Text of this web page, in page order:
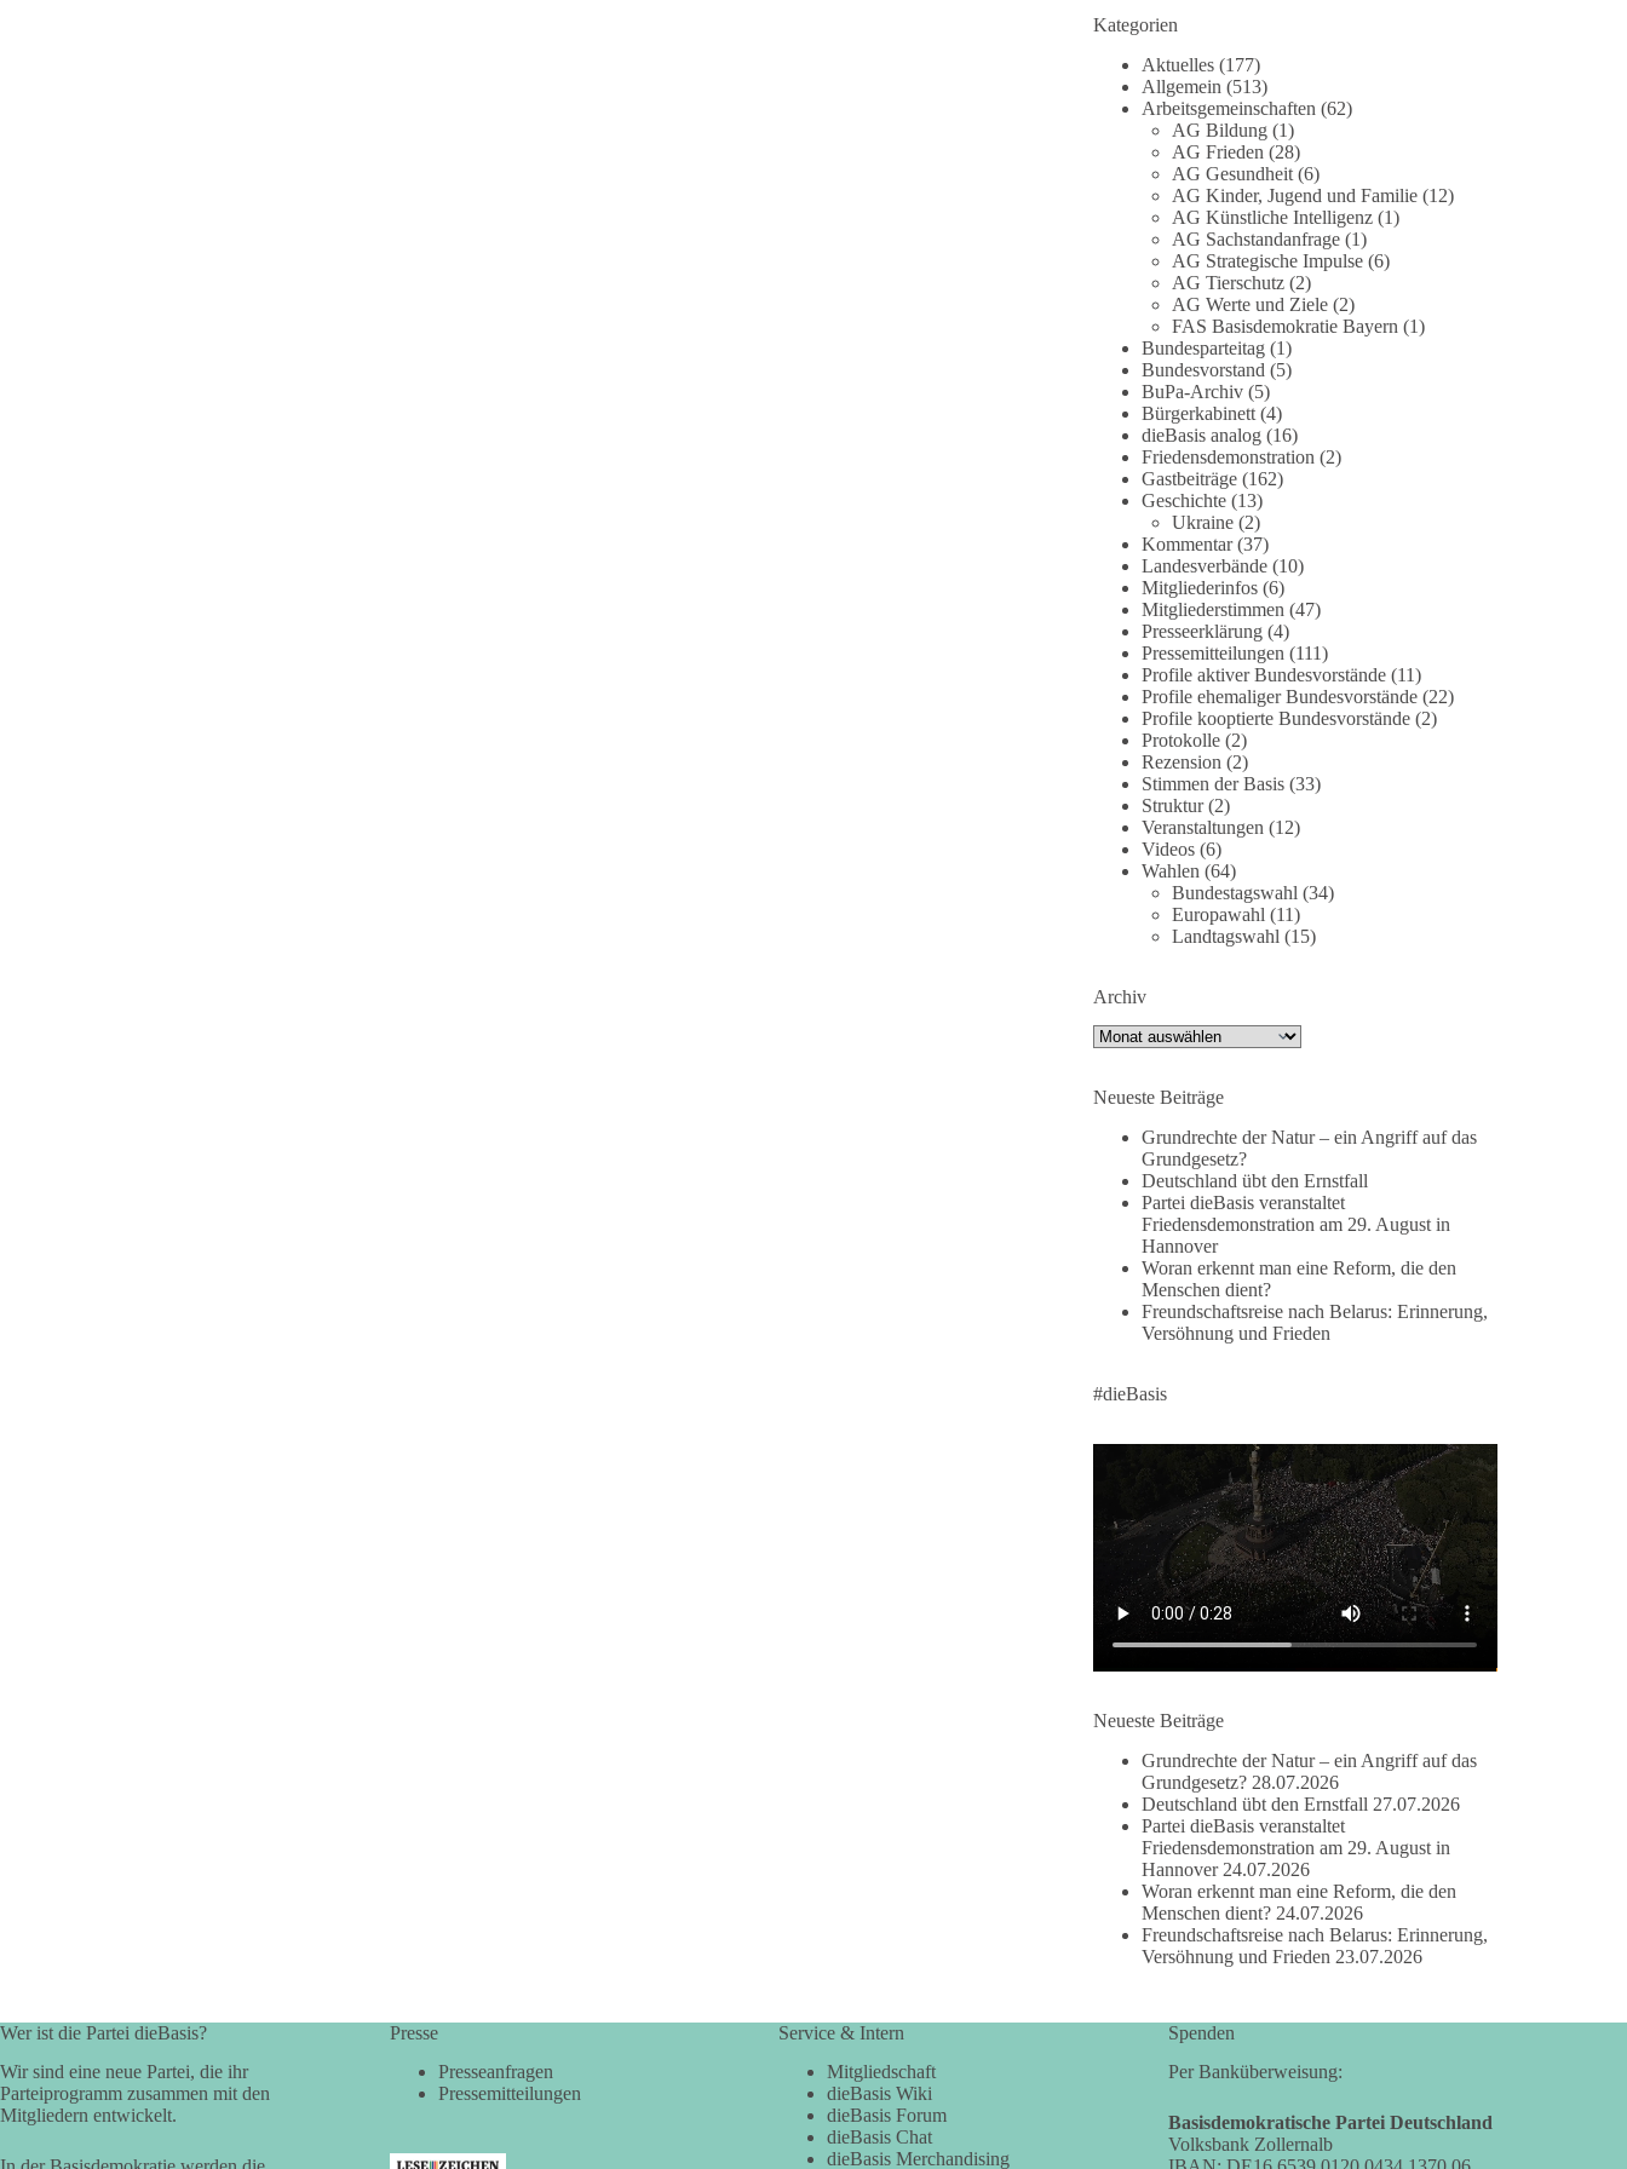
aufgearbeitet.
Auch in Deutschland warten viele Menschen bis
heute auf Antworten:
❓ Wie wurden politische Entscheidungen
getroffen?
❓ Welche Maßnahmen waren notwendig und
welche nicht?
❓Und wer übernimmt die Verantwortung für die
massiven Folgen für Kinder, Familien,
Unternehmen und das Vertrauen in unseren
Rechtsstaat?
🟩🟩🟦🟦🟥🟥🟧🟧
Eine demokratische Gesellschaft lebt nicht davon,
unbequeme Fragen zu vermeiden. Sie lebt davon,
Fragen offen zu stellen und transparent zu
beantworten.
dieBasis fordert deshalb weiterhin eine
unabhängige, vollständige und transparente
Aufarbeitung der Corona-Politik. Ohne
Denkverbote, ohne Vorverurteilungen und ohne
Tabus.
Quellen:https://apnews.com/article/fauci-diaries-
covid-origins-rand-paul-
6b25da9f75a0becbaf2886ab22643e67
https://www.tichyseinblick.de/kolumnen/aus-aller-
welt/usa-tagebuch-fauci-corona-impfung/
#dieBasis #Corona
#Demokratie #Vertrauen
DieBasis
🕊 Wir wollen den Krieg mit Russland nicht!
Am 20. Juni 2026 fand in Berlin am
Brandenburger Tor die Demonstration mit dem
Motto „Russland ist nicht unser Feind“ statt.
Hier ein Auszug aus der Rede von der
Bundestagsabgeordneten Sevim Dağdelen
(BSW).
Revanchismus!“
👉 Hier geht es zum vollständigen Video:
https://www.youtube.com/live/a9hOswSNg4I?
si=2b_C6GgNY9EB-rXw
🟩🟩🟦🟦🟥🟥🟧🟧
❤️ Wir freuen uns über deine Unterstützung:
https://diebasis.de/spenden/
#dieBasis #frieden #russandistnichtunserFeind
377 168 37 Auf Facebook ansehen
DieBasis
2 Tage(n) zuvor
Wusstest du, dass ein guter Antrag nicht besser
oder schlechter wird, nur weil er von einer
bestimmten Partei kommt?
Pflege, Wirtschaft, Infrastruktur und die
Kommunen. Diese Probleme werden nicht
und erst danach auf den Inhalt geschaut wird.
Kategorien
Aktuelles(177)
Allgemein (513)
Arbeitsgemeinschaften (62)
AG Bildung(1)
AG Frieden (28)
AG Gesundheit(6)
AG Kinder, Jugend und Familie(12)
AG Künstliche Intelligenz(1)
AG Sachstandanfrage(1)
AG Strategische Impulse(6)
AG Tierschutz(2)
AG Werte und Ziele(2)
FAS Basisdemokratie Bayern (1)
Bundesparteitag(1)
Bundesvorstand (5)
BuPa-Archiv(5)
Bürgerkabinett(4)
dieBasis analog(16)
Friedensdemonstration (2)
Gastbeiträge(162)
Geschichte(13)
Ukraine(2)
Kommentar(37)
Landesverbände(10)
Mitgliederinfos(6)
Mitgliederstimmen (47)
Presseerklärung(4)
Pressemitteilungen (111)
Profile aktiver Bundesvorstände(11)
Profile ehemaliger Bundesvorstände(22)
Profile kooptierte Bundesvorstände(2)
Protokolle(2)
Rezension (2)
Stimmen der Basis(33)
Struktur(2)
Veranstaltungen (12)
Videos(6)
Wahlen (64)
Bundestagswahl (34)
Europawahl (11)
Landtagswahl (15)
Archiv
Archiv
Neueste Beiträge
Grundrechte der Natur – ein Angriff auf das
Grundgesetz?
Deutschland übt den Ernstfall
Partei dieBasis veranstaltet
Friedensdemonstration am 29. August in
Hannover
Woran erkennt man eine Reform, die den
Menschen dient?
Freundschaftsreise nach Belarus: Erinnerung,
Versöhnung und Frieden
#dieBasis
Neueste Beiträge
Grundrechte der Natur – ein Angriff auf das
Grundgesetz? 28.07.2026
Deutschland übt den Ernstfall 27.07.2026
Partei dieBasis veranstaltet
Friedensdemonstration am 29. August in
Hannover 24.07.2026
Woran erkennt man eine Reform, die den
Menschen dient? 24.07.2026
Freundschaftsreise nach Belarus: Erinnerung,
Versöhnung und Frieden 23.07.2026
Wer ist die Partei dieBasis?
Wir sind eine neue Partei, die ihr
Parteiprogramm zusammen mit den
Mitgliedern entwickelt.
Presse
Presseanfragen
Pressemitteilungen
Service & Intern
Mitgliedschaft
dieBasis Wiki
dieBasis Forum
dieBasis Chat
dieBasis Merchandising
Spenden
Per Banküberweisung:
Basisdemokratische Partei Deutschland
Volksbank Zollernalb